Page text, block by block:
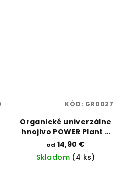
Organické univerzálne
hnojivo POWER Plant –
rast a kvet | Organics
Nutrients | Vaporama
od 14,90 €
Skladom (4 ks)
KÓD: GR0027